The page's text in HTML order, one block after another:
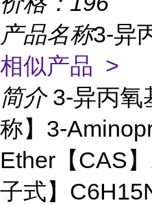
产品名称3-异
相似产品 >
简介 3-异丙氧
称】3-
Ether【CAS
子式】